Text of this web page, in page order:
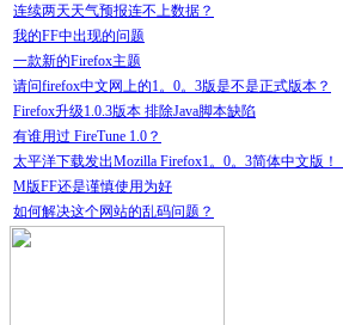
连续两天天气预报连不上数据？
我的FF中出现的问题
一款新的Firefox主题
请问firefox中文网上的1。0。3版是不是正式版本？
Firefox升级1.0.3版本 排除Java脚本缺陷
有谁用过 FireTune 1.0？
太平洋下载发出Mozilla Firefox1。0。3简体中文版！
M版FF还是谨慎使用为好
如何解决这个网站的乱码问题？